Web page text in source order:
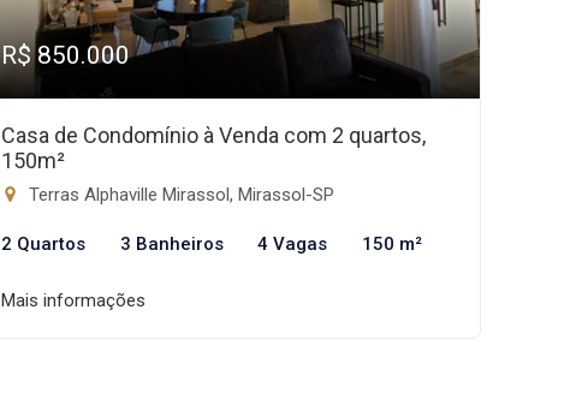
R$ 850.000
Casa de Condomínio à Venda com 2 quartos,
150m²
Terras Alphaville Mirassol, Mirassol-SP
2 Quartos 3 Banheiros 4 Vagas 150 m²
Mais informações